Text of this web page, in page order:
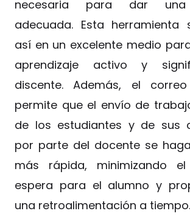
necesaria para dar una
adecuada. Esta herramienta
así en un excelente medio
aprendizaje activo y
discente. Además, el
permite que el envío de
de los estudiantes y de sus
por parte del docente se
más rápida, minimizando
espera para el alumno y
una retroalimentación a tiempo.